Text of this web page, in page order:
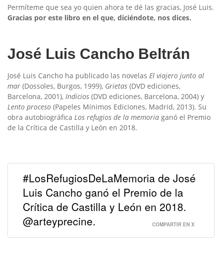
Permíteme que sea yo quien ahora te dé las gracias, José Luis.
Gracias por este libro en el que, diciéndote, nos dices.
José Luis Cancho Beltrán
José Luis Cancho ha publicado las novelas El viajero junto al
mar (Dossoles, Burgos, 1999), Grietas (DVD ediciones,
Barcelona, 2001), Indicios (DVD ediciones, Barcelona, 2004) y
Lento proceso (Papeles Mínimos Ediciones, Madrid, 2013). Su
obra autobiográfica Los refugios de la memoria ganó el Premio
de la Crítica de Castilla y León en 2018.
#LosRefugiosDeLaMemoria de José
Luis Cancho ganó el Premio de la
Crítica de Castilla y León en 2018.
@arteyprecine.
COMPARTIR EN X